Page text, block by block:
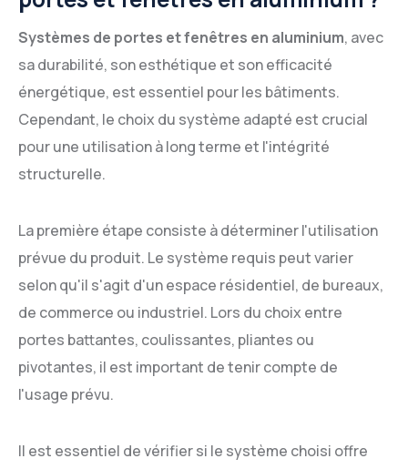
Systèmes de portes et fenêtres en aluminium, avec
sa durabilité, son esthétique et son efficacité
énergétique, est essentiel pour les bâtiments.
Cependant, le choix du système adapté est crucial
pour une utilisation à long terme et l'intégrité
structurelle.
La première étape consiste à déterminer l'utilisation
prévue du produit. Le système requis peut varier
selon qu'il s'agit d'un espace résidentiel, de bureaux,
de commerce ou industriel. Lors du choix entre
portes battantes, coulissantes, pliantes ou
pivotantes, il est important de tenir compte de
l'usage prévu.
Il est essentiel de vérifier si le système choisi offre